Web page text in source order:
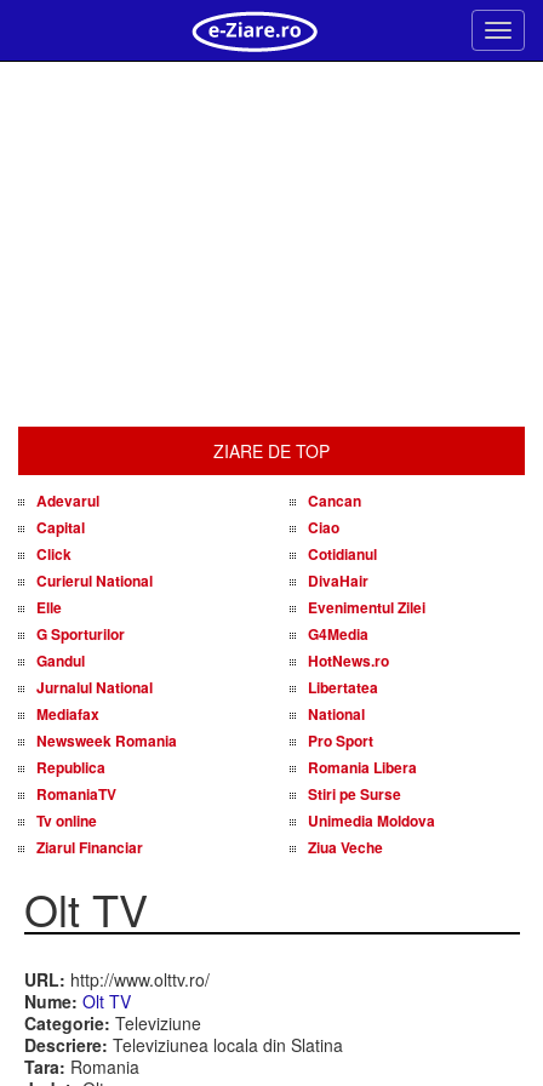
Meniu
ZIARE DE TOP
Adevarul
Cancan
Capital
Ciao
Click
Cotidianul
Curierul National
DivaHair
Elle
Evenimentul Zilei
G Sporturilor
G4Media
Gandul
HotNews.ro
Jurnalul National
Libertatea
Mediafax
National
Newsweek Romania
Pro Sport
Republica
Romania Libera
RomaniaTV
Stiri pe Surse
Tv online
Unimedia Moldova
Ziarul Financiar
Ziua Veche
Olt TV
URL: http://www.olttv.ro/
Nume: Olt TV
Categorie: Televiziune
Descriere: Televiziunea locala din Slatina
Tara: Romania